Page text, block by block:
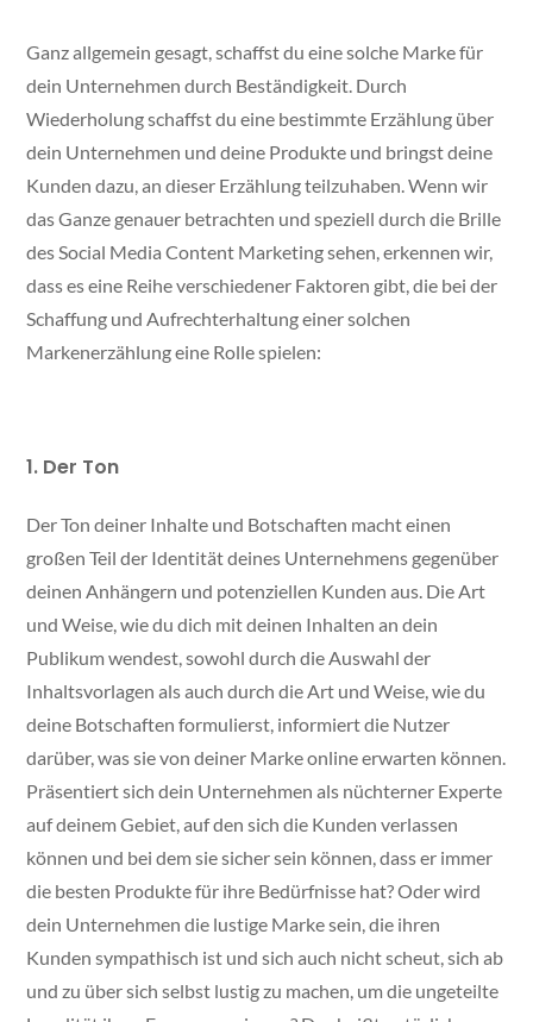
Ganz allgemein gesagt, schaffst du eine solche Marke für
dein Unternehmen durch Beständigkeit. Durch
Wiederholung schaffst du eine bestimmte Erzählung über
dein Unternehmen und deine Produkte und bringst deine
Kunden dazu, an dieser Erzählung teilzuhaben. Wenn wir
das Ganze genauer betrachten und speziell durch die Brille
des Social Media Content Marketing sehen, erkennen wir,
dass es eine Reihe verschiedener Faktoren gibt, die bei der
Schaffung und Aufrechterhaltung einer solchen
Markenerzählung eine Rolle spielen:
1. Der Ton
Der Ton deiner Inhalte und Botschaften macht einen
großen Teil der Identität deines Unternehmens gegenüber
deinen Anhängern und potenziellen Kunden aus. Die Art
und Weise, wie du dich mit deinen Inhalten an dein
Publikum wendest, sowohl durch die Auswahl der
Inhaltsvorlagen als auch durch die Art und Weise, wie du
deine Botschaften formulierst, informiert die Nutzer
darüber, was sie von deiner Marke online erwarten können.
Präsentiert sich dein Unternehmen als nüchterner Experte
auf deinem Gebiet, auf den sich die Kunden verlassen
können und bei dem sie sicher sein können, dass er immer
die besten Produkte für ihre Bedürfnisse hat? Oder wird
dein Unternehmen die lustige Marke sein, die ihren
Kunden sympathisch ist und sich auch nicht scheut, sich ab
und zu über sich selbst lustig zu machen, um die ungeteilte